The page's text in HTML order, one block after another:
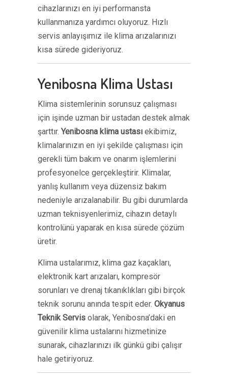
cihazlarınızı en iyi performansta
kullanmanıza yardımcı oluyoruz. Hızlı
servis anlayışımız ile klima arızalarınızı
kısa sürede gideriyoruz.
Yenibosna Klima Ustası
Klima sistemlerinin sorunsuz çalışması
için işinde uzman bir ustadan destek almak
şarttır.Yenibosna klima ustası ekibimiz,
klimalarınızın en iyi şekilde çalışması için
gerekli tüm bakım ve onarım işlemlerini
profesyonelce gerçekleştirir. Klimalar,
yanlış kullanım veya düzensiz bakım
nedeniyle arızalanabilir. Bu gibi durumlarda
uzman teknisyenlerimiz, cihazın detaylı
kontrolünü yaparak en kısa sürede çözüm
üretir.
Klima ustalarımız, klima gaz kaçakları,
elektronik kart arızaları, kompresör
sorunları ve drenaj tıkanıklıkları gibi birçok
teknik sorunu anında tespit eder. Okyanus
Teknik Servis olarak, Yenibosna’daki en
güvenilir klima ustalarını hizmetinize
sunarak, cihazlarınızı ilk günkü gibi çalışır
hale getiriyoruz.